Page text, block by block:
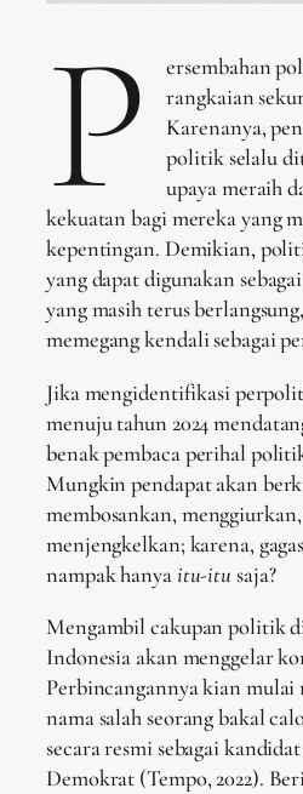
P
ersembahan
rangkaian
Karenanya,
politik selalu
upaya meraih
kekuatan bagi mereka yang
kepentingan. Demikian,
yang dapat digunakan
yang masih terus
memegang kendali sebagai
Jika mengidentifikasi
menuju tahun 2024
benak pembaca perihal
Mungkin pendapat akan
membosankan,
menjengkelkan; karena,
nampak hanya itu-itu saja?
Mengambil cakupan politik
Indonesia akan menggelar
Perbincangannya kian mulai
nama salah seorang bakal
secara resmi sebagai
Demokrat (Tempo, 2022).